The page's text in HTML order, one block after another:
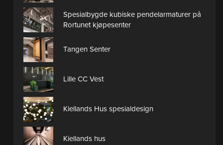
Spesialbygde kubiske pendelarmaturer på
Rortunet kjøpesenter
Tangen Senter
Lille CC Vest
Kiellands Hus spesialdesign
Kiellands hus